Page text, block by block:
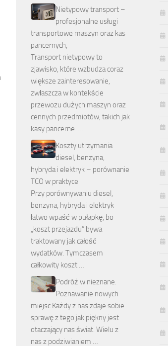
Nietypowy transport –
profesjonalne usługi
transportowe maszyn oraz kas
pancernych,
Transport nietypowy to
zjawisko, które wzbudza coraz
większe zainteresowanie,
zwłaszcza w kontekście
przewozu dużych maszyn oraz
cennych przedmiotów, takich jak
kasy pancerne. …
Koszty utrzymania
diesel, benzyna,
hybryda i elektryk – porównanie
TCO w praktyce
Przy porównywaniu diesel,
benzyna, hybryda i elektryk
łatwo wpaść w pułapkę, bo
„koszt przejazdu” bywa
traktowany jak całość
wydatków. Tymczasem
całkowity koszt …
Podróż w nieznane.
Poznawanie nowych
miejsc Każdy z nas zdaje sobie
sprawę z tego jak piękny jest
otaczający nas świat. Wielu z
nas z podziwianiem …